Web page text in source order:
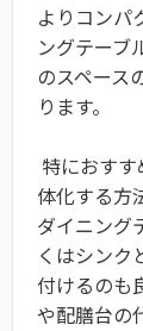
よりコンパ
ングテーブ
のスペース
ります。
特におす
体化する方
ダイニング
くはシンク
付けるのも
や配膳台の